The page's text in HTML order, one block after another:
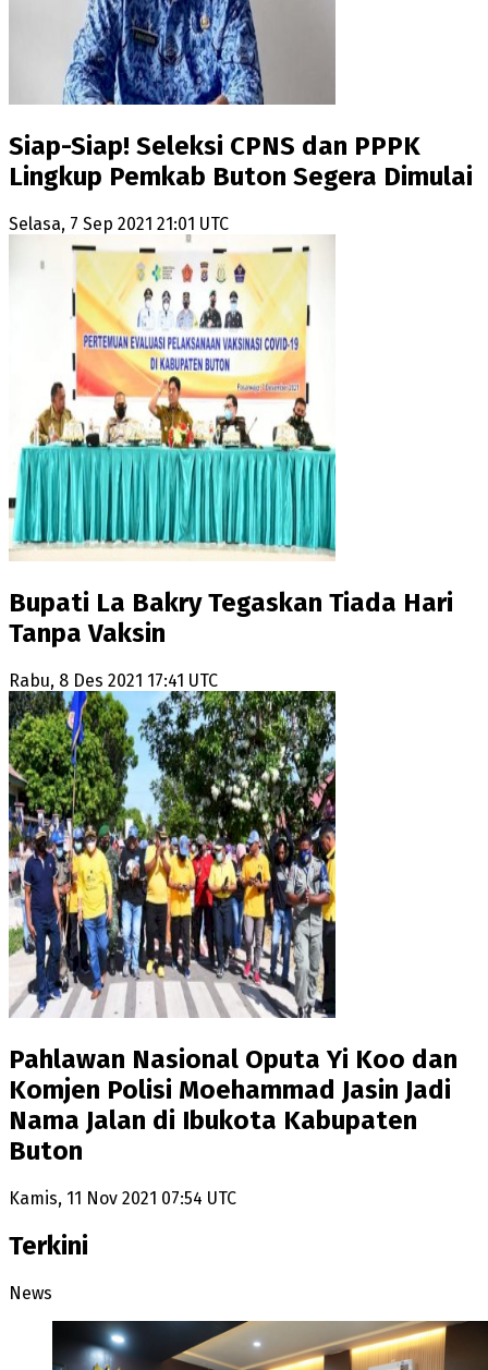
Siap-Siap! Seleksi CPNS dan PPPK
Lingkup Pemkab Buton Segera Dimulai
Selasa, 7 Sep 2021 21:01 UTC
Bupati La Bakry Tegaskan Tiada Hari
Tanpa Vaksin
Rabu, 8 Des 2021 17:41 UTC
Pahlawan Nasional Oputa Yi Koo dan
Komjen Polisi Moehammad Jasin Jadi
Nama Jalan di Ibukota Kabupaten
Buton
Kamis, 11 Nov 2021 07:54 UTC
Terkini
News